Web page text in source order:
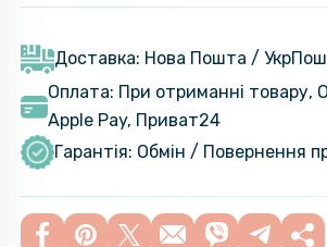
Доставка: Нова Пошта /
Оплата: При отриманні товару,
Apple Pay, Приват24
Гарантія: Обмін / Повернення